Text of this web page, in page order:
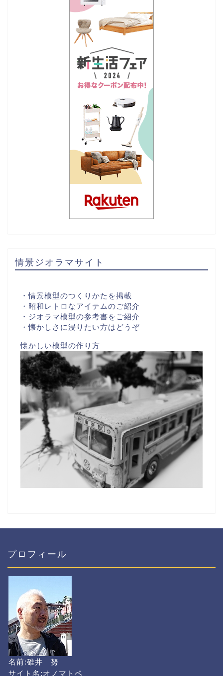
情景ジオラマサイト
・情景模型のつくりかたを掲載
・昭和レトロなアイテムのご紹介
・ジオラマ模型の参考書をご紹介
・懐かしさに浸りたい方はどうぞ
懐かしい模型の作り方
プロフィール
名前:碓井 努
サイト名:オノマトペ